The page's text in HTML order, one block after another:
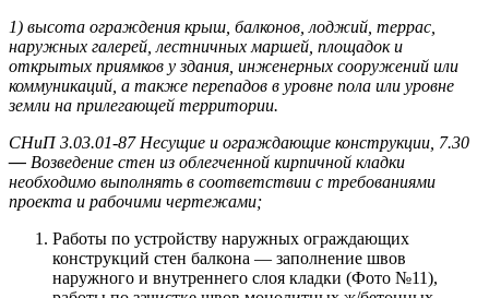
1) высота ограждения крыш, балконов, лоджий, террас,
наружных галерей, лестничных маршей, площадок и
открытых приямков у здания, инженерных сооружений или
коммуникаций, а также перепадов в уровне пола или уровне
земли на прилегающей территории.
СНиП 3.03.01-87 Несущие и ограждающие конструкции, 7.30
— Возведение стен из облегченной кирпичной кладки
необходимо выполнять в соответствии с требованиями
проекта и рабочими чертежами;
Работы по устройству наружных ограждающих
конструкций стен балкона — заполнение швов
наружного и внутреннего слоя кладки (Фото №11),